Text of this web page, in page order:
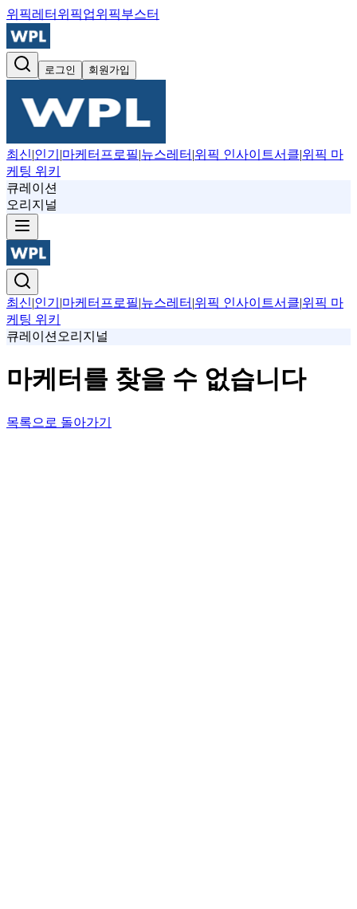
위픽레터 위픽업위픽부스터
로그인 회원가입
최신|인기 |마케터프로필|뉴스레터 |위픽 인사이트서클|위픽 마
케팅 위키
큐레이션
오리지널
최신|인기 |마케터프로필|뉴스레터 |위픽 인사이트서클|위픽 마
케팅 위키
큐레이션 오리지널
마케터를 찾을 수 없습니다
목록으로 돌아가기